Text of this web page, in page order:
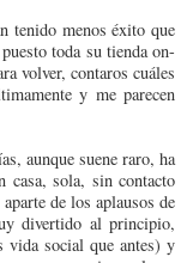
tenido menos éxito que
toda su tienda on-
volver, contaros cuáles
y me parecen
aunque suene raro, ha
casa, sola, sin contacto
de los aplausos de
divertido al principio,
vida social que antes) y